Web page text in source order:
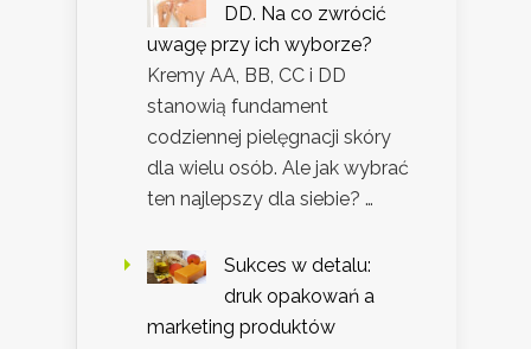
DD. Na co zwrócić
uwagę przy ich wyborze?
Kremy AA, BB, CC i DD
stanowią fundament
codziennej pielęgnacji skóry
dla wielu osób. Ale jak wybrać
ten najlepszy dla siebie? …
Sukces w detalu:
druk opakowań a
marketing produktów